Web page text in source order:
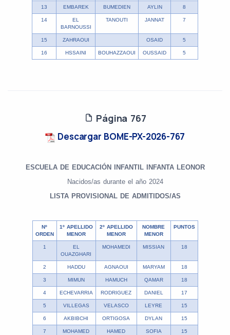
13 EMBAREK BUMEDIEN AYLIN 8
14
EL
BARNOUSSI
TANOUTI JANNAT 7
15 ZAHRAOUI OSAID 5
16 HSSAINI BOUHAZZAOUI OUSSAID 5
Página 767
Descargar BOME-PX-2026-767
ESCUELA DE EDUCACIÓN INFANTIL INFANTA LEONOR
Nacidos/as durante el año 2024
LISTA PROVISIONAL DE ADMITIDOS/AS
Nº
ORDEN
1º APELLIDO
MENOR
2º APELLIDO
MENOR
NOMBRE
MENOR
PUNTOS
1
EL
OUAZGHARI
MOHAMEDI MISSIAN 18
2 HADDU AGNAOUI MARYAM 18
3 MIMUN HAMUCH QAMAR 18
4 ECHEVARRIA RODRIGUEZ DANIEL 17
5 VILLEGAS VELASCO LEYRE 15
6 AKBIBCHI ORTIGOSA DYLAN 15
7 MOHAMED HAMED SOFIA 15